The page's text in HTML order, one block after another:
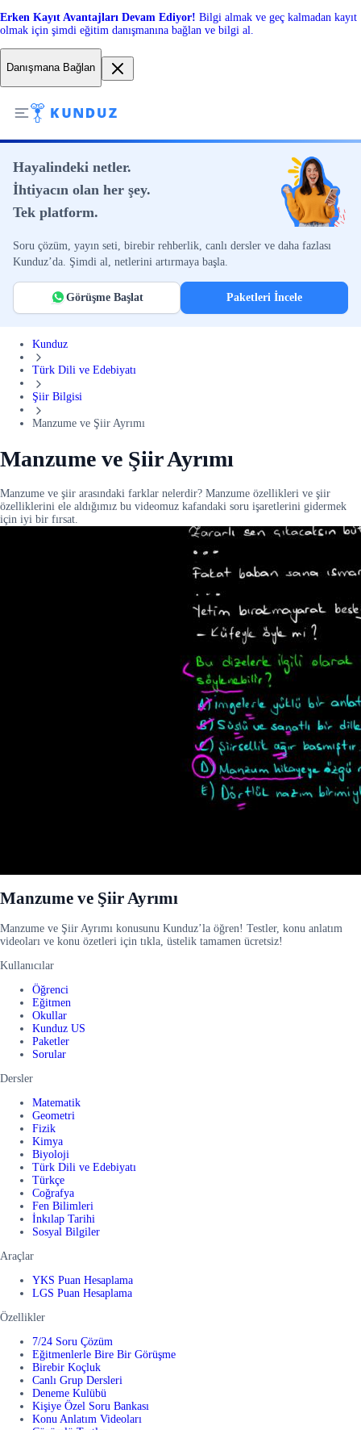
Erken Kayıt Avantajları Devam Ediyor! Bilgi almak ve geç kalmadan kayıt
olmak için şimdi eğitim danışmanına bağlan ve bilgi al.
Danışmana Bağlan
Hayalindeki netler.
İhtiyacın olan her şey.
Tek platform.
Soru çözüm, yayın seti, birebir rehberlik, canlı dersler ve daha fazlası
Kunduz’da. Şimdi al, netlerini artırmaya başla.
Görüşme Başlat Paketleri İncele
Kunduz
Türk Dili ve Edebiyatı
Şiir Bilgisi
Manzume ve Şiir Ayrımı
Manzume ve Şiir Ayrımı
Manzume ve şiir arasındaki farklar nelerdir? Manzume özellikleri ve şiir
özelliklerini ele aldığımız bu videomuz kafandaki soru işaretlerini gidermek
için iyi bir fırsat.
Manzume ve Şiir Ayrımı
Manzume ve Şiir Ayrımı konusunu Kunduz’la öğren! Testler, konu anlatım
videoları ve konu özetleri için tıkla, üstelik tamamen ücretsiz!
Kullanıcılar
Öğrenci
Eğitmen
Okullar
Kunduz US
Paketler
Sorular
Dersler
Matematik
Geometri
Fizik
Kimya
Biyoloji
Türk Dili ve Edebiyatı
Türkçe
Coğrafya
Fen Bilimleri
İnkılap Tarihi
Sosyal Bilgiler
Araçlar
YKS Puan Hesaplama
LGS Puan Hesaplama
Özellikler
7/24 Soru Çözüm
Eğitmenlerle Bire Bir Görüşme
Birebir Koçluk
Canlı Grup Dersleri
Deneme Kulübü
Kişiye Özel Soru Bankası
Konu Anlatım Videoları